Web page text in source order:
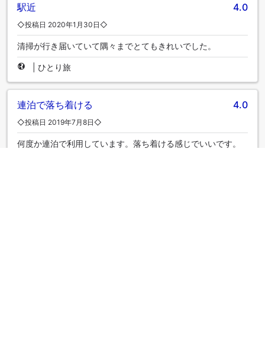
駅近 4.0
◇投稿日 2020年1月30日◇
清掃が行き届いていて隅々までとてもきれいでした。
ひとり旅
連泊で落ち着ける 4.0
◇投稿日 2019年7月8日◇
何度か連泊で利用しています。落ち着ける感じでいいです。